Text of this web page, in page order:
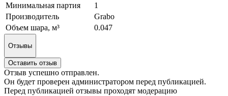
Минимальная партия
1
Производитель
Grabo
Объем шара, м³
0.047
Отзывы
Оставить отзыв
Отзыв успешно отправлен.
Он будет проверен администратором перед публикацией.
Перед публикацией отзывы проходят модерацию